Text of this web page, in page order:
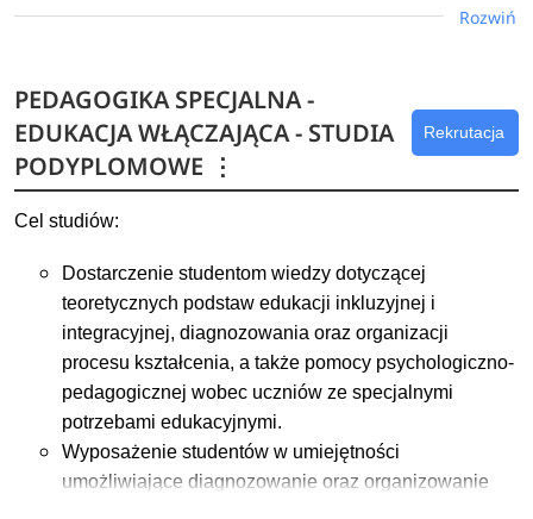
edukację, a także rehabilitację (rewalidację) osób z
umożliwiających przestrzeganie zasad etyki
zawodowej, współdziałanie z innymi nauczycielami
oraz rodzicami dziecka z zaburzeniami ze spektrum
autyzmu oraz otwieranie się na nowe obszary wiedzy
dotyczącej autyzmu.
Dowiedz się więcej
Rozwiń
PEDAGOGIKA SPECJALNA -
EDUKACJA WŁĄCZAJĄCA - STUDIA
PODYPLOMOWE ⋮
Rekrutacja
Cel studiów:
Dostarczenie studentom wiedzy dotyczącej
teoretycznych podstaw edukacji inkluzyjnej i
integracyjnej, diagnozowania oraz organizacji
procesu kształcenia, a także pomocy psychologiczno-
pedagogicznej wobec uczniów ze specjalnymi
potrzebami edukacyjnymi.
Wyposażenie studentów w umiejętności
umożliwiające diagnozowanie oraz organizowanie